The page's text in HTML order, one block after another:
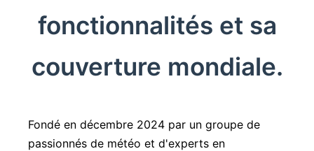
fonctionnalités et sa
couverture mondiale.
Fondé en décembre 2024 par un groupe de
passionnés de météo et d'experts en